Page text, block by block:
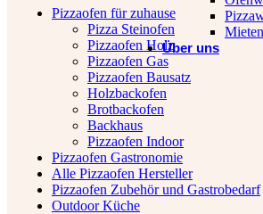
Über uns
Pizzaofen für zuhause
Pizza Steinofen
Pizzaofen Holz
Pizzaofen Gas
Pizzaofen Bausatz
Holzbackofen
Brotbackofen
Backhaus
Pizzaofen Indoor
Pizzaofen Gastronomie
Alle Pizzaofen Hersteller
Pizzaofen Zubehör und Gastrobedarf
Outdoor Küche